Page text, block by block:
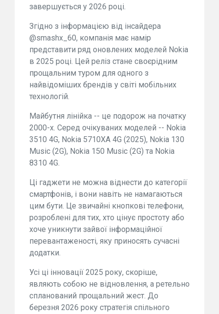
завершується у 2026 році.
Згідно з інформацією від інсайдера
@smashx_60, компанія має намір
представити ряд оновлених моделей Nokia
в 2025 році. Цей реліз стане своєрідним
прощальним туром для одного з
найвідоміших брендів у світі мобільних
технологій.
Майбутня лінійка -- це подорож на початку
2000-х. Серед очікуваних моделей -- Nokia
3510 4G, Nokia 5710XA 4G (2025), Nokia 130
Music (2G), Nokia 150 Music (2G) та Nokia
8310 4G.
Ці гаджети не можна віднести до категорії
смартфонів, і вони навіть не намагаються
цим бути. Це звичайні кнопкові телефони,
розроблені для тих, хто цінує простоту або
хоче уникнути зайвої інформаційної
перевантаженості, яку приносять сучасні
додатки.
Усі ці інновації 2025 року, скоріше,
являють собою не відновлення, а ретельно
спланований прощальний жест. До
березня 2026 року стратегія спільного